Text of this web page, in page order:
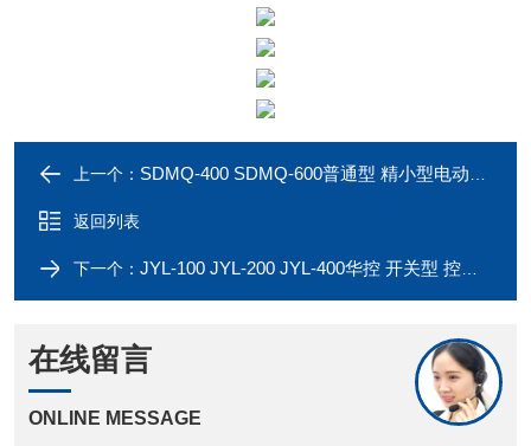
上一个： SDMQ-400 SDMQ-600普通型 精小型电动球阀执行器SDMQ-200
返回列表
下一个： JYL-100 JYL-200 JYL-400华控 开关型 控制阀门用 电动执行器
在线留言
ONLINE MESSAGE